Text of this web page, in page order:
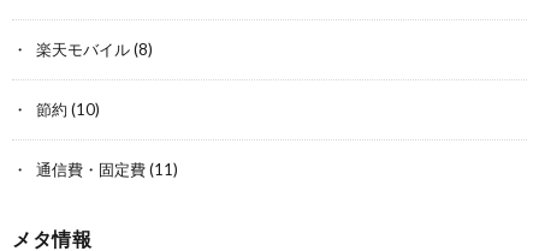
楽天モバイル(8)
節約 (10)
通信費・固定費(11)
メタ情報